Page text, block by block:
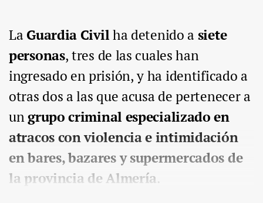
La Guardia Civilha detenido a siete
personas, tres de las cuales han
ingresado en prisión, y ha identificado a
otras dos a las que acusa de pertenecer a
ungrupo criminal especializado en
atracos con violencia e intimidación
en bares, bazares y supermercados de
la provincia de Almería.